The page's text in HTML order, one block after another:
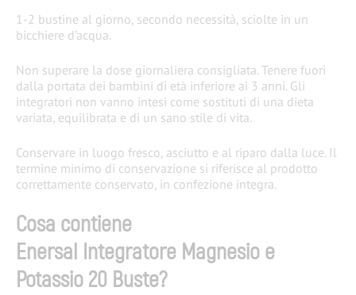
1-2 bustine al giorno, secondo necessità, sciolte in un
bicchiere d’acqua​.
Non superare la dose giornaliera consigliata. Tenere fuori
dalla portata dei bambini di età inferiore ai 3 anni. Gli
integratori non vanno intesi come sostituti di una dieta
variata, equilibrata e di un sano stile di vita.
Conservare in luogo fresco, asciutto e al riparo dalla luce. Il
termine minimo di conservazione si riferisce al prodotto
correttamente conservato, in confezione integra.
Cosa contiene
Enersal Integratore Magnesio e
Potassio 20 Buste?